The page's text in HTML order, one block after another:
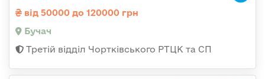
від 50000 до 120000 грн
Бучач
Третій відділ Чортківського РТЦК та СП